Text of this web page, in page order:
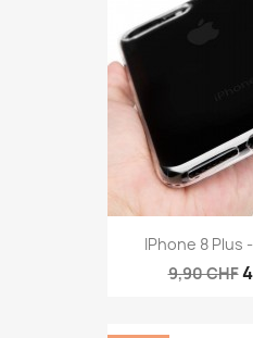
IPhone 8 Plus
9,90 CHF